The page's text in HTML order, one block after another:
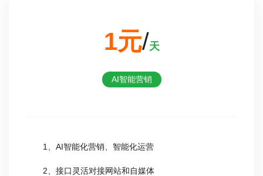
1元/天
AI智能营销
1、AI智能化营销、智能化运营
2、接口灵活对接网站和自媒体